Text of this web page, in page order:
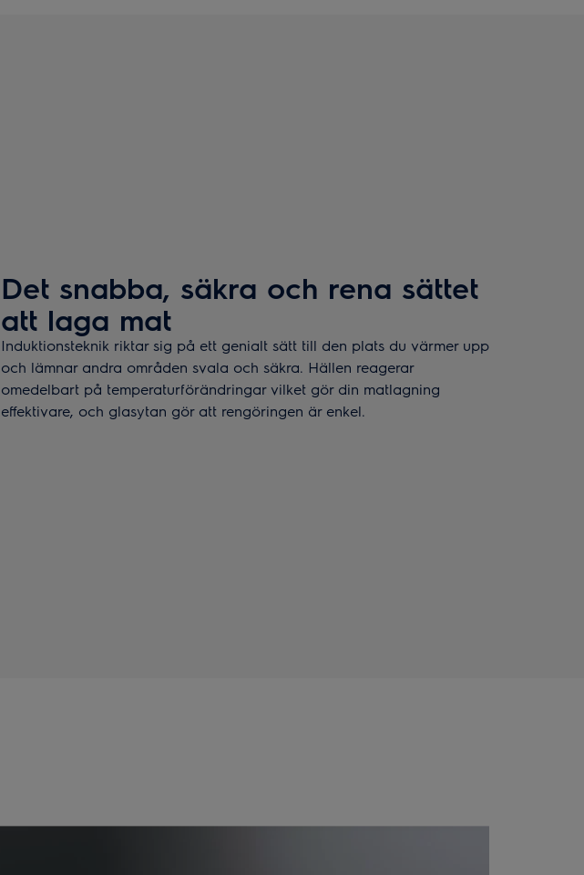
Det snabba, säkra och rena sättet
att laga mat
Induktionsteknik riktar sig på ett genialt sätt till den plats du värmer upp
och lämnar andra områden svala och säkra. Hällen reagerar
omedelbart på temperaturförändringar vilket gör din matlagning
effektivare, och glasytan gör att rengöringen är enkel.